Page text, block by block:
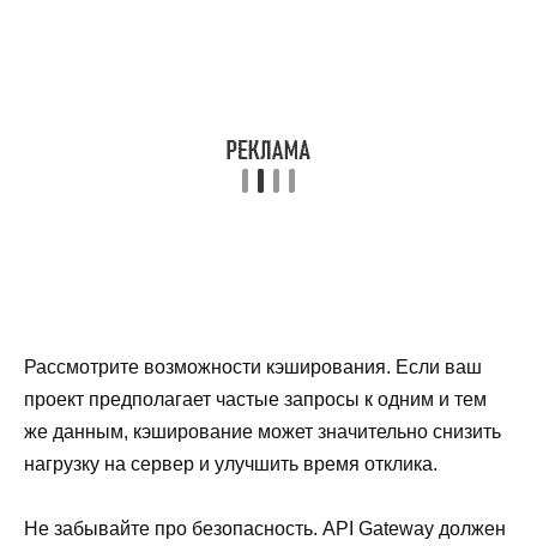
Рассмотрите возможности кэширования. Если ваш
проект предполагает частые запросы к одним и тем
же данным, кэширование может значительно снизить
нагрузку на сервер и улучшить время отклика.
Не забывайте про безопасность. API Gateway должен